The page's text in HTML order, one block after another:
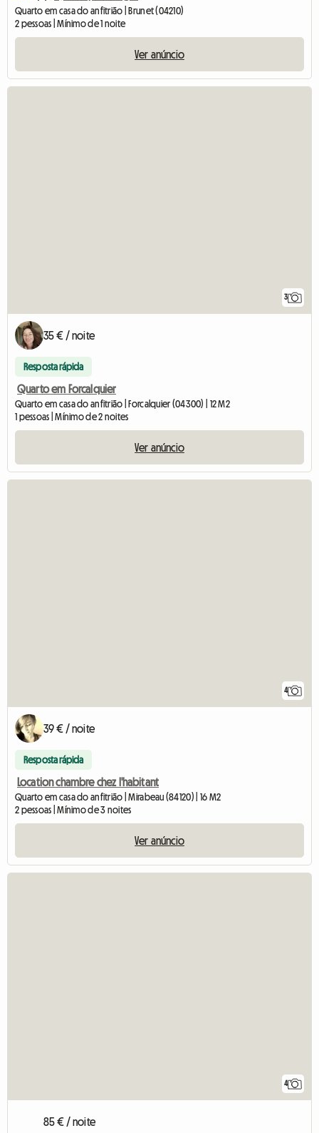
Quarto em casa do anfitrião | Brunet (04210)
2 pessoas | Mínimo de 1 noite
Ver anúncio
3
35 € / noite
Resposta rápida
Quarto em Forcalquier
Quarto em casa do anfitrião | Forcalquier (04300) | 12 M2
1 pessoas | Mínimo de 2 noites
Ver anúncio
4
39 € / noite
Resposta rápida
Location chambre chez l'habitant
Quarto em casa do anfitrião | Mirabeau (84120) | 16 M2
2 pessoas | Mínimo de 3 noites
Ver anúncio
4
85 € / noite